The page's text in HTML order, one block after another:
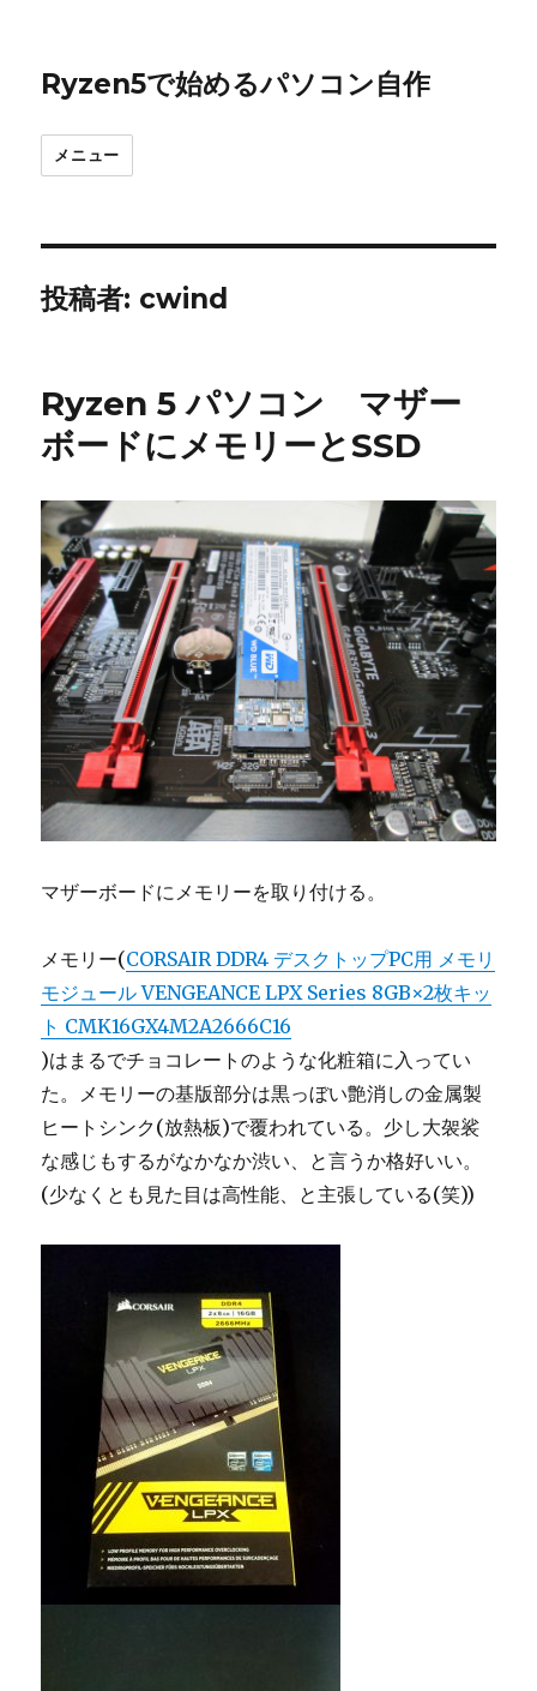
Ryzen5で始めるパソコン自作
メニュー
投稿者: cwind
Ryzen 5 パソコン マザー
ボードにメモリーとSSD
マザーボードにメモリーを取り付ける。
メモリー(CORSAIR DDR4 デスクトップPC用 メモリ
モジュール VENGEANCE LPX Series 8GB×2枚キッ
ト CMK16GX4M2A2666C16
)はまるでチョコレートのような化粧箱に入ってい
た。メモリーの基版部分は黒っぼい艶消しの金属製
ヒートシンク(放熱板)で覆われている。少し大袈裟
な感じもするがなかなか渋い、と言うか格好いい。
(少なくとも見た目は高性能、と主張している(笑))